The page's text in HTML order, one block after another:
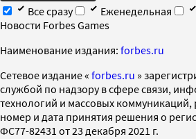
Все сразу
Еженедельная
Новости Forbes Games
Наименование издания: forbes.ru
Cетевое издание « forbes.ru »
службой по надзору в сфере связи,
технологий и массовых
номер и дата принятия решения о
ФС77-82431 от 23 декабря 2021 г.